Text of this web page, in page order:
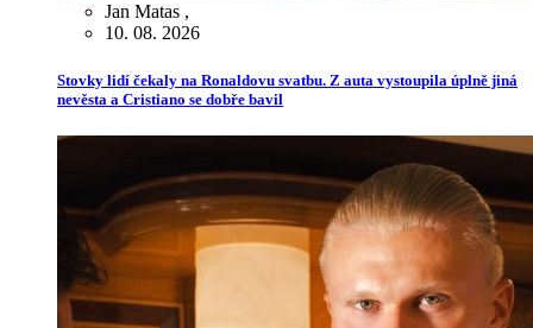
Jan Matas ,
10. 08. 2026
Stovky lidí čekaly na Ronaldovu svatbu. Z auta vystoupila úplně jiná
nevěsta a Cristiano se dobře bavil